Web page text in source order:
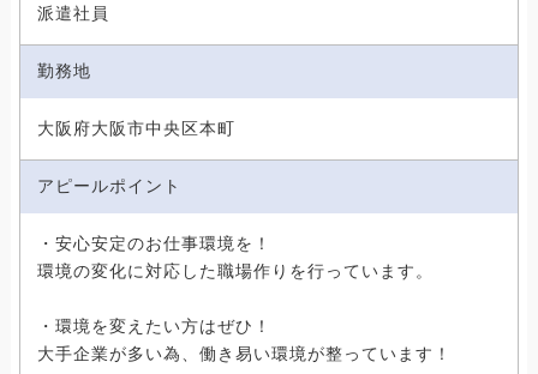
派遣社員
勤務地
大阪府大阪市中央区本町
アピールポイント
・安心安定のお仕事環境を！
環境の変化に対応した職場作りを行っています。
・環境を変えたい方はぜひ！
大手企業が多い為、働き易い環境が整っています！